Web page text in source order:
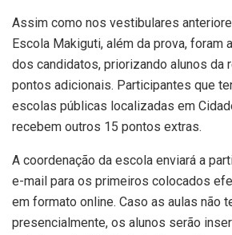
Assim como nos vestibulares
Escola Makiguti, além da prova, foram
dos candidatos, priorizando alunos da
pontos adicionais. Participantes que
escolas públicas localizadas em
recebem outros 15 pontos extras.
A coordenação da escola enviará a
e-mail para os primeiros colocados
em formato online. Caso as aulas não
presencialmente, os alunos serão